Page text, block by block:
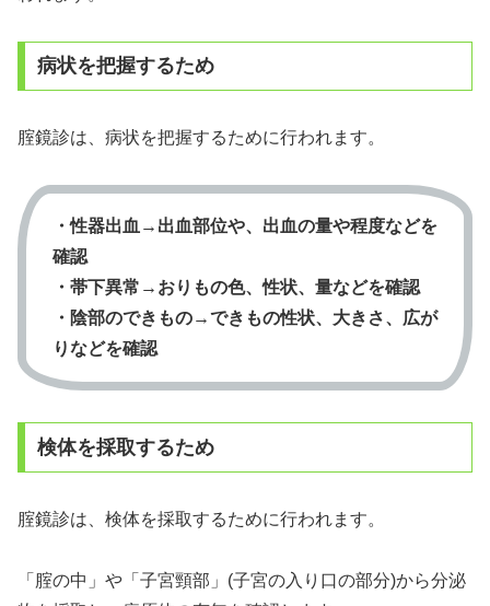
病状を把握するため
腟鏡診は、病状を把握するために行われます。
・性器出血→出血部位や、出血の量や程度などを
確認
・帯下異常→おりもの色、性状、量などを確認
・陰部のできもの→できもの性状、大きさ、広が
りなどを確認
検体を採取するため
腟鏡診は、検体を採取するために行われます。
「腟の中」や「子宮頸部」(子宮の入り口の部分)から分泌